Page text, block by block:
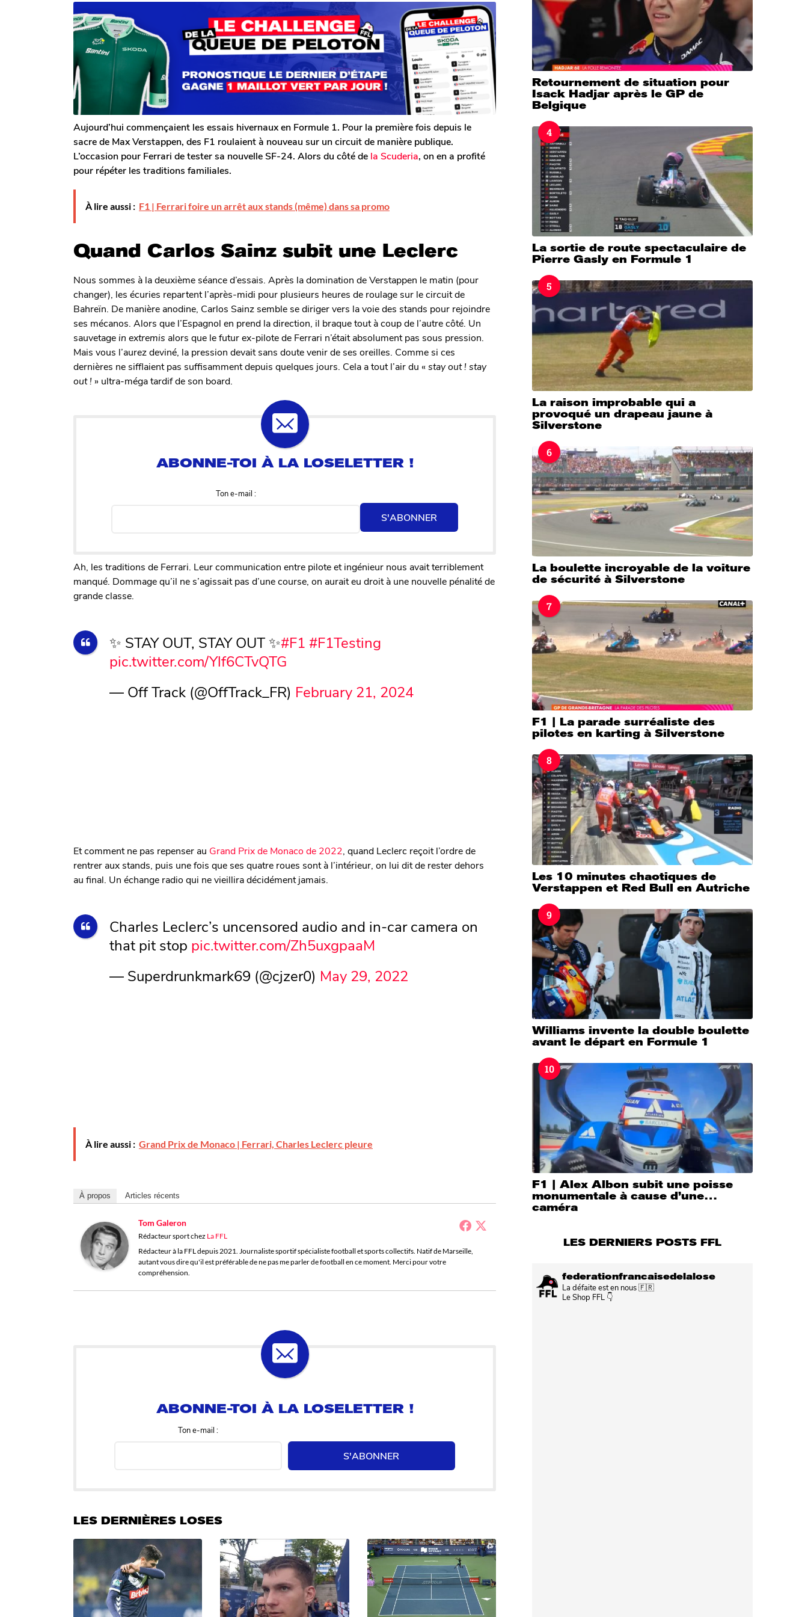
n
s
a
g
o
r
T
o
m
G
a
l
e
r
o
n
s
a
o
Aujourd’hui commençaient les essais hivernaux en Formule 1. Pour la première fois depuis le
sacre de Max Verstappen, des F1 roulaient à nouveau sur un circuit de manière publique.
L’occasion pour Ferrari de tester sa nouvelle SF-24. Alors du côté de la Scuderia, on en a profité
pour répéter les traditions familiales.
À lire aussi : F1 | Ferrari foire un arrêt aux stands (même) dans sa promo
Quand Carlos Sainz subit une Leclerc
Nous sommes à la deuxième séance d’essais. Après la domination de Verstappen le matin (pour
changer), les écuries repartent l’après-midi pour plusieurs heures de roulage sur le circuit de
Bahreïn. De manière anodine, Carlos Sainz semble se diriger vers la voie des stands pour rejoindre
ses mécanos. Alors que l’Espagnol en prend la direction, il braque tout à coup de l’autre côté. Un
sauvetage in extremis alors que le futur ex-pilote de Ferrari n’était absolument pas sous pression.
Mais vous l’aurez deviné, la pression devait sans doute venir de ses oreilles. Comme si ces
dernières ne sifflaient pas suffisamment depuis quelques jours. Cela a tout l’air du «stay out ! stay
out ! » ultra-méga tardif de son board.
Ton e-mail :
S'ABONNER
Ah, les traditions de Ferrari. Leur communication entre pilote et ingénieur nous avait terriblement
manqué. Dommage qu’il ne s’agissait pas d’une course, on aurait eu droit à une nouvelle pénalité de
grande classe.
✨ STAY OUT, STAY OUT ✨#F1 #F1Testing
pic.twitter.com/Ylf6CTvQTG
— Off Track (@OffTrack_FR) February 21, 2024
Et comment ne pas repenser au Grand Prix de Monaco de 2022 , quand Leclerc reçoit l’ordre de
rentrer aux stands, puis une fois que ses quatre roues sont à l’intérieur, on lui dit de rester dehors
au final. Un échange radio qui ne vieillira décidément jamais.
Charles Leclerc’s uncensored audio and in-car camera on
that pit stop pic.twitter.com/Zh5uxgpaaM
— Superdrunkmark69 (@cjzer0) May 29, 2022
À lire aussi : Grand Prix de Monaco | Ferrari, Charles Leclerc pleure
À propos Articles récents
Tom Galeron
Rédacteur sportchez La FFL
Rédacteur à la FFL depuis 2021. Journaliste sportif spécialiste football et sports collectifs. Natif de Marseille,
autant vous dire qu'il est préférable de ne pas me parler de football en ce moment. Merci pour votre
compréhension.
Ton e-mail :
S'ABONNER
LES DERNIÈRES LOSES
Retournement de situation pour
Isack Hadjar après le GP de
Belgique
4
La sortie de route spectaculaire de
Pierre Gasly en Formule 1
5
La raison improbable qui a
provoqué un drapeau jaune à
Silverstone
6
La boulette incroyable de la voiture
de sécurité à Silverstone
7
F1 | La parade surréaliste des
pilotes en karting à Silverstone
8
Les 10 minutes chaotiques de
Verstappen et Red Bull en Autriche
9
Williams invente la double boulette
avant le départ en Formule 1
10
F1 | Alex Albon subit une poisse
monumentale à cause d’une…
caméra
LES DERNIERS POSTS FFL
federationfrancaisedelalose
La défaite est en nous 🇫🇷
Le Shop FFL 👇